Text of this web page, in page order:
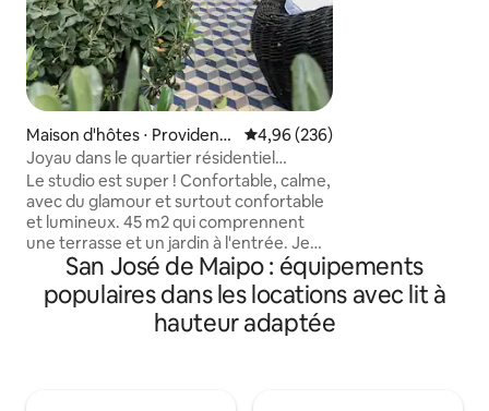
Maison d'hôtes ⋅ Providenci
a
Évaluation moyenne sur la
4,96 (236)
Joyau dans le quartier résidentiel
Providencia tranquillité, sécurité et
beauté totale
Le studio est super ! Confortable, calme,
avec du glamour et surtout confortable
et lumineux. 45 m2 qui comprennent
une terrasse et un jardin à l'entrée. Je
serai disponible pour toute information
ou aide nécessaire pendant votre séjour.
Recommandations de promenades,
restaurants, (mon préféré EL BACO,
nocturne de
San José de Maipo : équipements
populaires dans les locations avec lit à
hauteur adaptée